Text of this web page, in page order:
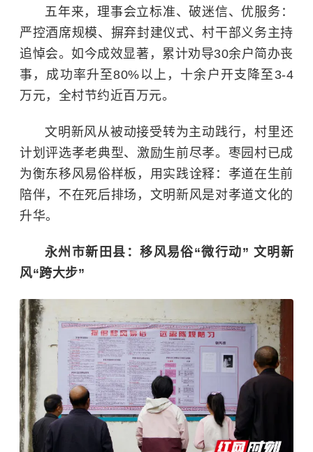
五年来，理事会立标准、破迷信、优服务：
严控酒席规模、摒弃封建仪式、村干部义务主持
追悼会。如今成效显著，累计劝导30余户简办丧
事，成功率升至80%以上，十余户开支降至3-4
万元，全村节约近百万元。
文明新风从被动接受转为主动践行，村里还
计划评选孝老典型、激励生前尽孝。枣园村已成
为衡东移风易俗样板，用实践诠释：孝道在生前
陪伴，不在死后排场，文明新风是对孝道文化的
升华。
永州市新田县：移风易俗“微行动” 文明新
风“跨大步”